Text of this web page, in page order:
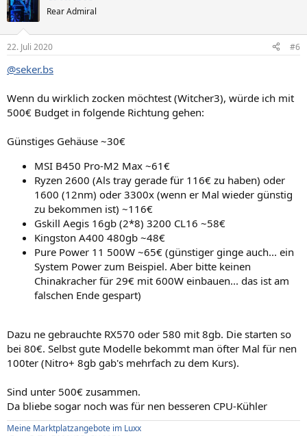
Rear Admiral
22. Juli 2020 #6
@seker.bs
Wenn du wirklich zocken möchtest (Witcher3), würde ich mit
500€ Budget in folgende Richtung gehen:
Günstiges Gehäuse ~30€
MSI B450 Pro-M2 Max ~61€
Ryzen 2600 (Als tray gerade für 116€ zu haben) oder
1600 (12nm) oder 3300x (wenn er Mal wieder günstig
zu bekommen ist) ~116€
Gskill Aegis 16gb (2*8) 3200 CL16 ~58€
Kingston A400 480gb ~48€
Pure Power 11 500W ~65€ (günstiger ginge auch... ein
System Power zum Beispiel. Aber bitte keinen
Chinakracher für 29€ mit 600W einbauen... das ist am
falschen Ende gespart)
Dazu ne gebrauchte RX570 oder 580 mit 8gb. Die starten so
bei 80€. Selbst gute Modelle bekommt man öfter Mal für nen
100ter (Nitro+ 8gb gab's mehrfach zu dem Kurs).
Sind unter 500€ zusammen.
Da bliebe sogar noch was für nen besseren CPU-Kühler
Meine Marktplatzangebote im Luxx